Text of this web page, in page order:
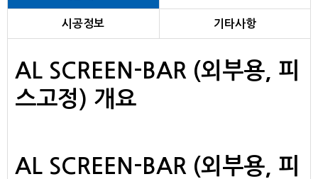
시공정보 기타사항
AL SCREEN-BAR (외부용, 피
스고정) 개요
AL SCREEN-BAR (외부용, 피